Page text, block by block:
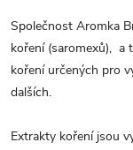
Společnost Aromka
koření (saromexů), a
koření určených pro
dalších.
Extrakty koření jsou